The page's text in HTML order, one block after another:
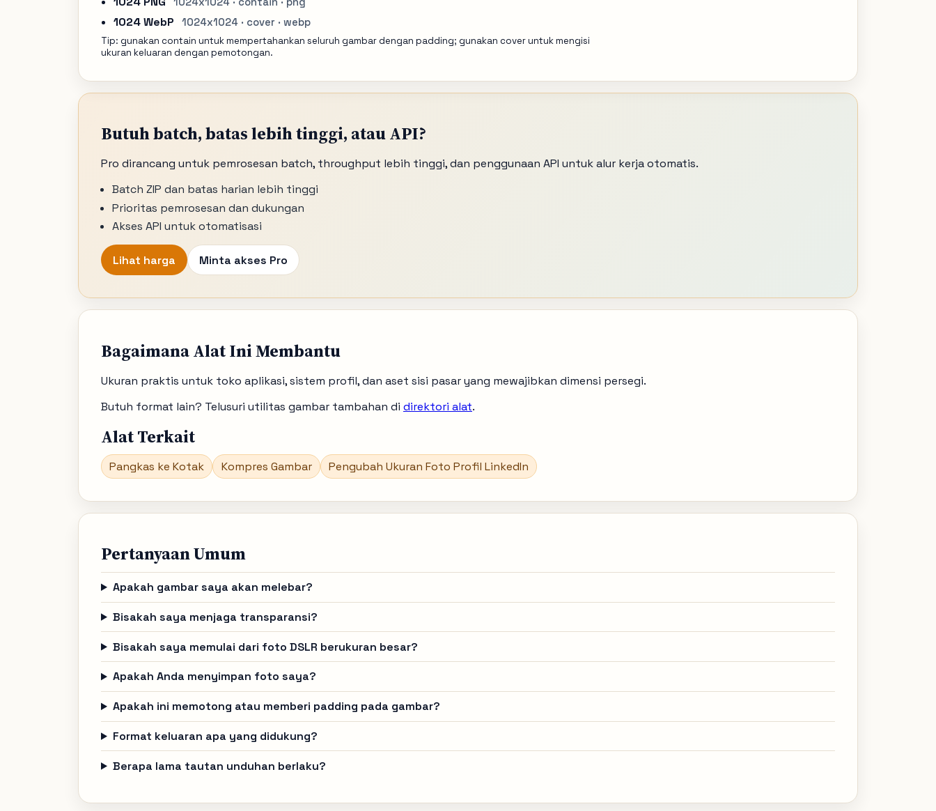
1024 WebP 1024x1024 · cover · webp
Tip: gunakan contain untuk mempertahankan seluruh gambar dengan padding; gunakan cover untuk mengisi
ukuran keluaran dengan pemotongan.
Butuh batch, batas lebih tinggi, atau API?
Pro dirancang untuk pemrosesan batch, throughput lebih tinggi, dan penggunaan API untuk alur kerja otomatis.
Batch ZIP dan batas harian lebih tinggi
Prioritas pemrosesan dan dukungan
Akses API untuk otomatisasi
Lihat harga Minta akses Pro
Bagaimana Alat Ini Membantu
Ukuran praktis untuk toko aplikasi, sistem profil, dan aset sisi pasar yang mewajibkan dimensi persegi.
Butuh format lain? Telusuri utilitas gambar tambahan di direktori alat.
Alat Terkait
Pangkas ke Kotak Kompres Gambar Pengubah Ukuran Foto Profil LinkedIn
Pertanyaan Umum
Apakah gambar saya akan melebar?
Bisakah saya menjaga transparansi?
Bisakah saya memulai dari foto DSLR berukuran besar?
Apakah Anda menyimpan foto saya?
Apakah ini memotong atau memberi padding pada gambar?
Format keluaran apa yang didukung?
Berapa lama tautan unduhan berlaku?